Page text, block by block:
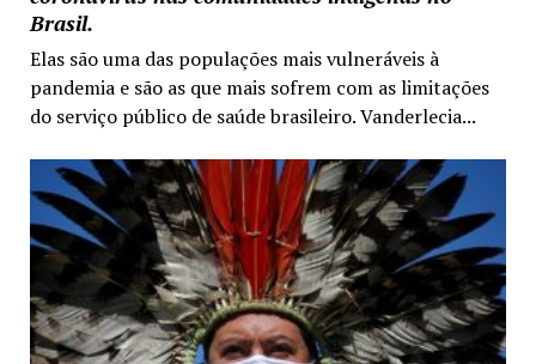
Brasil.
Elas são uma das populações mais vulneráveis à
pandemia e são as que mais sofrem com as limitações
do serviço público de saúde brasileiro. Vanderlecia...